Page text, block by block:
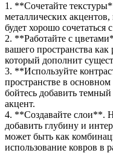
1. **Сочетайте
металлических акцентов,
будет хорошо сочетаться
2. **Работайте с
вашего пространства
который дополнит
3. **Используйте
пространстве в
бойтесь добавить
акцент.
4. **Создавайте слои**.
добавить глубину и
может быть как
использование ковров в